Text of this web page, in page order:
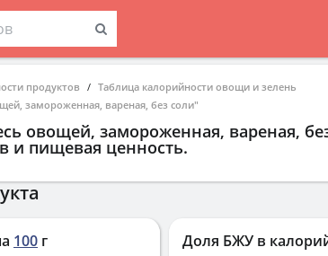
продуктов
Таблица калорийности овощи и зелень
замороженная, вареная, без соли"
овощей, замороженная, вареная,
и пищевая ценность.
100 г Доля БЖУ в